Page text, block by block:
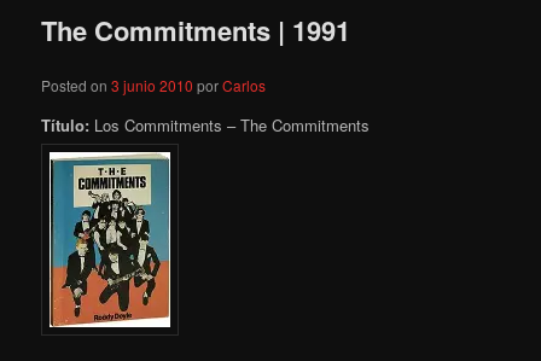
The Commitments | 1991
Posted on3 junio 2010 porCarlos
Título: Los Commitments – The Commitments